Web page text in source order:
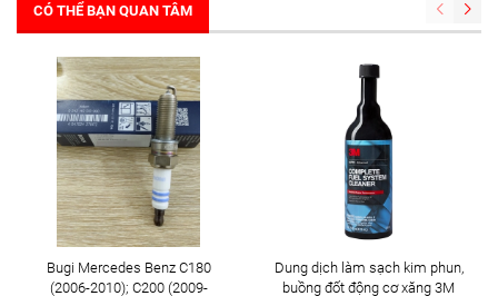
CÓ THỂ BẠN QUAN TÂM
Bugi Mercedes Benz C180
(2006-2010); C200 (2009-
Dung dịch làm sạch kim phun,
buồng đốt động cơ xăng 3M